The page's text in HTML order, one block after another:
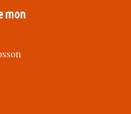
mon